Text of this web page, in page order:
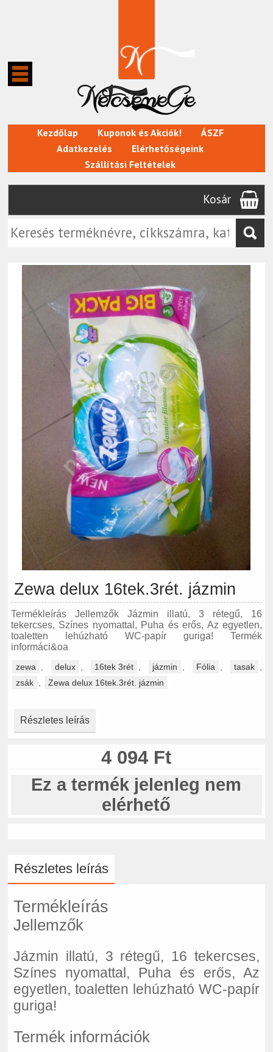
Kezdőlap Kuponok és Akciók!
ÁSZF
Adatkezelés
Elérhetőségeink
Szállítási Feltételek
Kosár
Zewa delux 16tek.3rét. jázmin
Termékleírás Jellemzők Jázmin illatú, 3 rétegű, 16
tekercses, Színes nyomattal, Puha és erős, Az egyetlen,
toaletten lehúzható WC-papír guriga! Termék
informáci&oa
zewa delux 16tek 3rét jázmin Fólia tasak
zsák
Zewa delux 16tek.3rét. jázmin
Részletes leírás
4 094 Ft
Ez a termék jelenleg nem
elérhető
Részletes leírás
Termékleírás
Jellemzők
Jázmin illatú, 3 rétegű, 16 tekercses,
Színes nyomattal, Puha és erős, Az
egyetlen, toaletten lehúzható WC-papír
guriga!
Termék információk